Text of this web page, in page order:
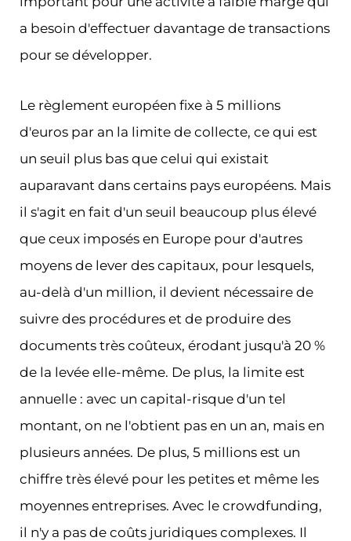
a besoin d'effectuer davantage de transactions
pour se développer.
Le règlement européen fixe à 5 millions
d'euros par an la limite de collecte, ce qui est
un seuil plus bas que celui qui existait
auparavant dans certains pays européens. Mais
il s'agit en fait d'un seuil beaucoup plus élevé
que ceux imposés en Europe pour d'autres
moyens de lever des capitaux, pour lesquels,
au-delà d'un million, il devient nécessaire de
suivre des procédures et de produire des
documents très coûteux, érodant jusqu'à 20 %
de la levée elle-même. De plus, la limite est
annuelle : avec un capital-risque d'un tel
montant, on ne l'obtient pas en un an, mais en
plusieurs années. De plus, 5 millions est un
chiffre très élevé pour les petites et même les
moyennes entreprises. Avec le crowdfunding,
il n'y a pas de coûts juridiques complexes. Il